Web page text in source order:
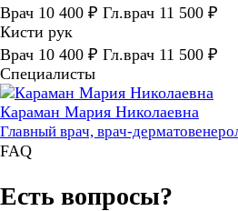
Врач 10 400 ₽ Гл.врач 11 500 ₽
Кисти рук
Врач 10 400 ₽ Гл.врач 11 500 ₽
Специалисты
Караман Мария Николаевна
Главный врач, врач-
FAQ
Есть вопросы?